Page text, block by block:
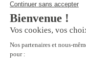
chats et souris